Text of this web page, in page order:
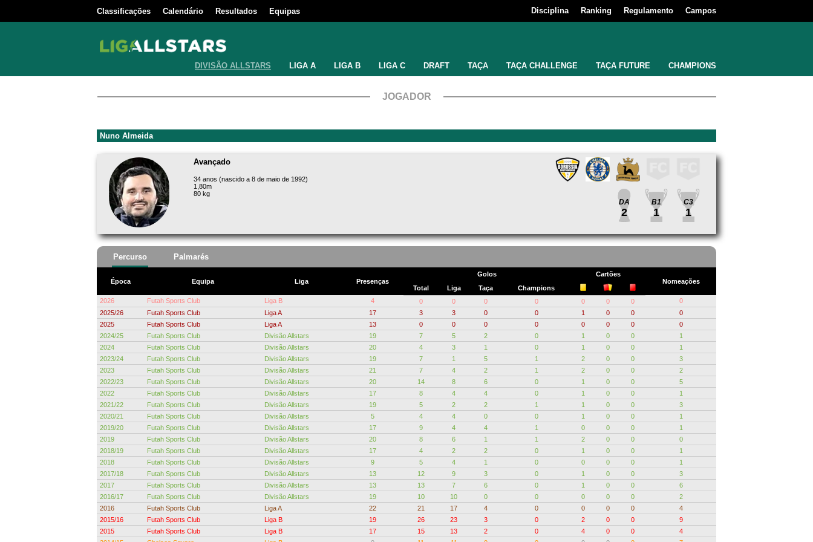
Classificações Calendário Resultados Equipas Disciplina Ranking Regulamento Campos
DIVISÃO ALLSTARS LIGA A LIGA B LIGA C DRAFT TAÇA TAÇA CHALLENGE TAÇA FUTURE CHAMPIONS
JOGADOR
Nuno Almeida
Avançado
34 anos (nascido a 8 de maio de 1992)
1,80m
80 kg
DA
2
B1
1
C3
1
Percurso Palmarés
Época Equipa Liga Presenças
Golos
Cartões
Nomeações
Total
Liga Taça
Champions
2026
Futah Sports Club Liga B 4 0 0 0 0 0 0 0
0
2025/26
Futah Sports Club Liga A 17 3 3 0 0 1 0 0
0
2025
Futah Sports Club Liga A 13 0 0 0 0 0 0 0
0
2024/25
Futah Sports Club Divisão Allstars 19 7 5 2 0 1 0 0
1
2024
Futah Sports Club Divisão Allstars 20 4 3 1 0 1 0 0
1
2023/24
Futah Sports Club Divisão Allstars 19 7 1 5 1 2 0 0
3
2023
Futah Sports Club Divisão Allstars 21 7 4 2 1 2 0 0
2
2022/23
Futah Sports Club Divisão Allstars 20 14 8 6 0 1 0 0
5
2022
Futah Sports Club Divisão Allstars 17 8 4 4 0 1 0 0
1
2021/22
Futah Sports Club Divisão Allstars 19 5 2 2 1 1 0 0
3
2020/21
Futah Sports Club Divisão Allstars 5 4 4 0 0 1 0 0
1
2019/20
Futah Sports Club Divisão Allstars 17 9 4 4 1 0 0 0
1
2019
Futah Sports Club Divisão Allstars 20 8 6 1 1 2 0 0
0
2018/19
Futah Sports Club Divisão Allstars 17 4 2 2 0 1 0 0
1
2018
Futah Sports Club Divisão Allstars 9 5 4 1 0 0 0 0
1
2017/18
Futah Sports Club Divisão Allstars 13 12 9 3 0 1 0 0
3
2017
Futah Sports Club Divisão Allstars 13 13 7 6 0 1 0 0
6
2016/17
Futah Sports Club Divisão Allstars 19 10 10 0 0 0 0 0
2
2016
Futah Sports Club Liga A 22 21 17 4 0 0 0 0
4
2015/16
Futah Sports Club Liga B 19 26 23 3 0 2 0 0
9
2015
Futah Sports Club Liga B 17 15 13 2 0 4 0 0
4